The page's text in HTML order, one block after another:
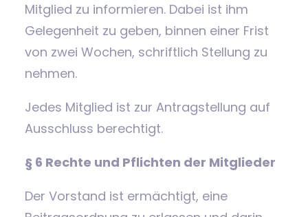
Mitglied zu informieren. Dabei ist ihm
Gelegenheit zu geben, binnen einer Frist
von zwei Wochen, schriftlich Stellung zu
nehmen.
Jedes Mitglied ist zur Antragstellung auf
Ausschluss berechtigt.
§ 6 Rechte und Pflichten der Mitglieder
Der Vorstand ist ermächtigt, eine